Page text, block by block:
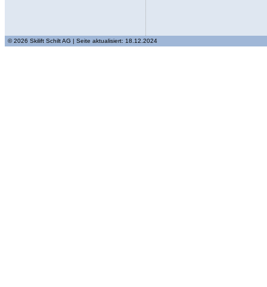
© 2026 Skilift Schilt AG | Seite aktualisiert: 18.12.2024